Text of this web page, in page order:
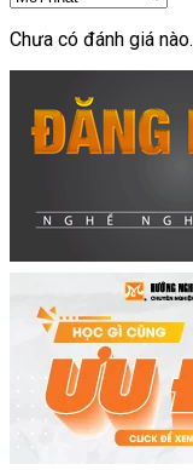
Chưa có đánh giá nào.